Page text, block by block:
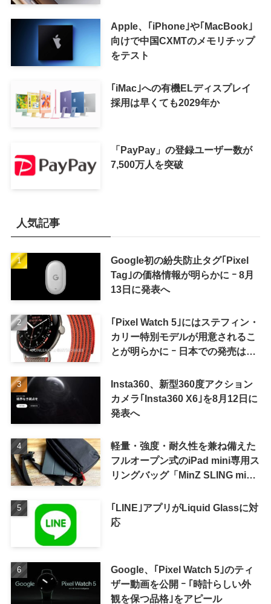
Apple、｢iPhone｣や｢MacBook｣
向けで中国CXMTのメモリチップ
をテスト
｢iMac｣への有機ELディスプレイ
採用は早くても2029年か
「PayPay」の登録ユーザー数が
7,500万人を突破
人気記事
Google初の紛失防止タグ｢Pixel
Tag｣の価格情報が明らかに ｰ 8月
13日に発表へ
｢Pixel Watch 5｣にはステフィン・
カリー特別モデルが用意されるこ
とが明らかに ｰ 日本での発売は期
Insta360、新型360度アクション
カメラ｢Insta360 X6｣を8月12日に
発表へ
軽量・強度・耐久性を兼ね備えた
フルオープン式のiPad mini専用ス
リングバッグ「MinZ SLING mini
｢LINE｣アプリがLiquid Glassに対
応
Google、｢Pixel Watch 5｣のティ
ザー動画を公開 ｰ ｢時計らしい外
観を保つ品格｣をアピール